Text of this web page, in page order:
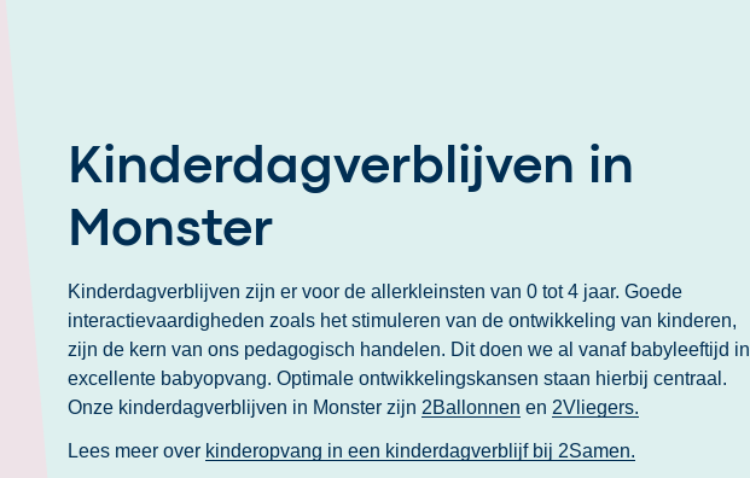
Kinderdagverblijven in
Monster
Kinderdagverblijven zijn er voor de allerkleinsten van 0 tot 4 jaar. Goede
interactievaardigheden zoals het stimuleren van de ontwikkeling van kinderen,
zijn de kern van ons pedagogisch handelen. Dit doen we al vanaf babyleeftijd in
excellente babyopvang. Optimale ontwikkelingskansen staan hierbij centraal.
Onze kinderdagverblijven in Monster zijn 2Ballonnen en 2Vliegers.
Lees meer over kinderopvang in een kinderdagverblijf bij 2Samen.